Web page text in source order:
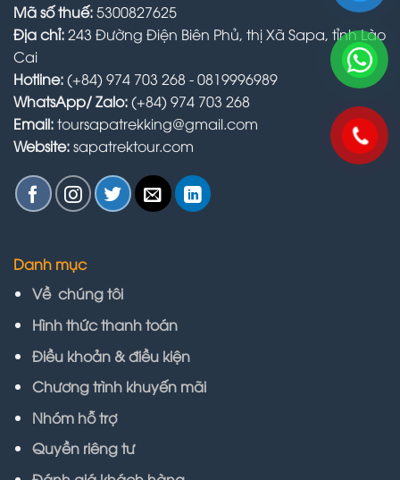
Mã số thuế:5300827625
Địa chỉ:243 Đường Điện Biên Phủ, thị Xã Sapa, tỉnh Lào
Cai
Hotline:(+84) 974 703 268 - 0819996989
WhatsApp/ Zalo:(+84) 974 703 268
Email:toursapatrekking@gmail.com
Website:sapatrektour.com
Danh mục
Về chúng tôi
Hình thức thanh toán
Điều khoản & điều kiện
Chương trình khuyến mãi
Nhóm hỗ trợ
Quyền riêng tư